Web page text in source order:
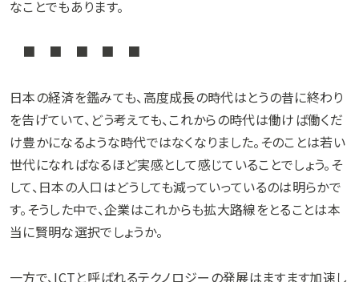
なことでもあります。
■ ■ ■ ■ ■
日本の経済を鑑みても、高度成長の時代はとうの昔に終わり
を告げていて、どう考えても、これからの時代は働けば働くだ
け豊かになるような時代ではなくなりました。そのことは若い
世代になればなるほど実感として感じていることでしょう。そ
して、日本の人口はどうしても減っていっているのは明らかで
す。そうした中で、企業はこれからも拡大路線をとることは本
当に賢明な選択でしょうか。
一方で、ICTと呼ばれるテクノロジーの発展はますます加速し